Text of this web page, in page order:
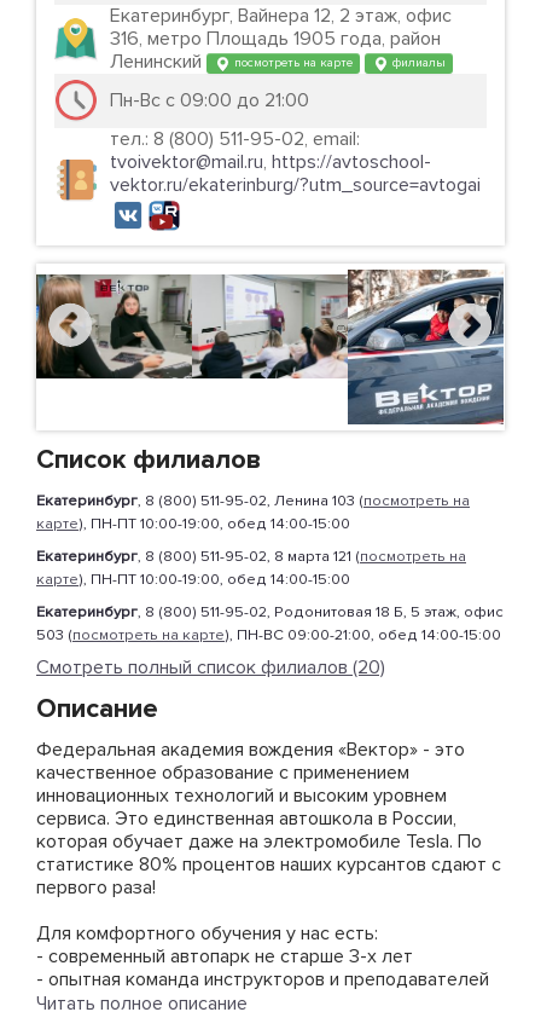
Екатеринбург, Вайнера 12, 2 этаж, офис
316, метро Площадь 1905 года, район
Ленинский
посмотреть на карте филиалы
Пн-Вс с 09:00 до 21:00
тел.: 8 (800) 511-95-02, email:
tvoivektor@mail.ru, https://avtoschool-
vektor.ru/ekaterinburg/?utm_source=avtogai
Список филиалов
Екатеринбург, 8 (800) 511-95-02, Ленина 103 (посмотреть на
карте), ПН-ПТ 10:00-19:00, обед 14:00-15:00
Екатеринбург, 8 (800) 511-95-02, 8 марта 121 (посмотреть на
карте), ПН-ПТ 10:00-19:00, обед 14:00-15:00
Екатеринбург, 8 (800) 511-95-02, Родонитовая 18 Б, 5 этаж, офис
503 (посмотреть на карте), ПН-ВС 09:00-21:00, обед 14:00-15:00
Смотреть полный список филиалов (20)
Описание
Федеральная академия вождения «Вектор» - это
качественное образование с применением
инновационных технологий и высоким уровнем
сервиса. Это единственная автошкола в России,
которая обучает даже на электромобиле Tesla. По
статистике 80% процентов наших курсантов сдают с
первого раза!
Для комфортного обучения у нас есть:
- современный автопарк не старше 3-х лет
- опытная команда инструкторов и преподавателей
- лично курирующий менеджер 24/7
Читать полное описание